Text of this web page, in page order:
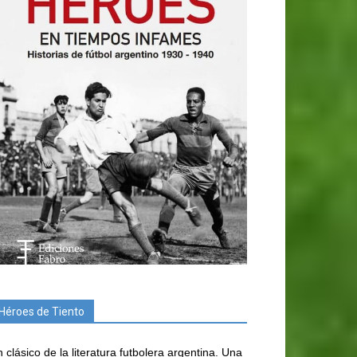
de Tiento
clásico de la literatura futbolera argentina. Una